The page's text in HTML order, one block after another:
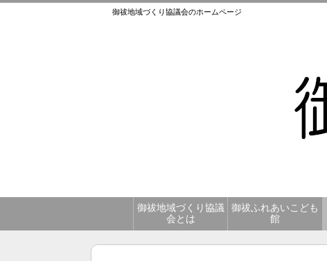
御祓地域づくり協議会のホームページ
御祓地域づくり協議
会とは
御祓ふれあいこども
館